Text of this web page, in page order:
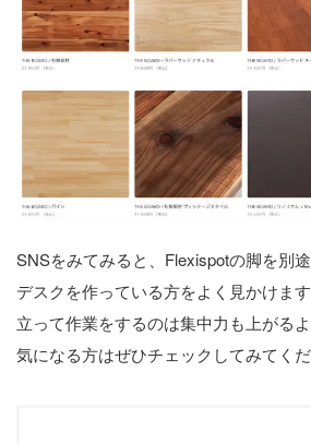
SNSをみてみると、Flexispotの脚を別
デスクを作っている方をよく見かけます
立って作業をするのは集中力も上がる
気になる方はぜひチェックしてみてくだ